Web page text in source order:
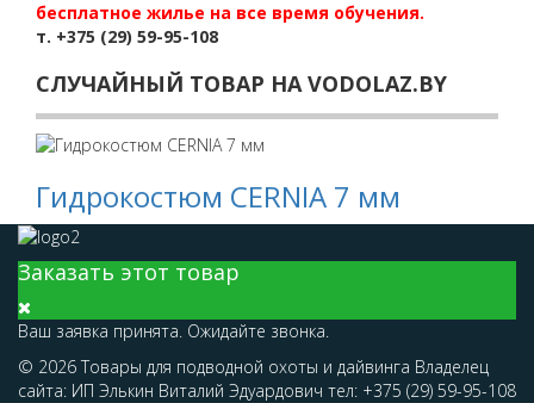
бесплатное жилье на все время обучения.
т. +375 (29) 59-95-108
СЛУЧАЙНЫЙ ТОВАР НА VODOLAZ.BY
Гидрокостюм CERNIA 7 мм
Заказать этот товар
Ваш заявка принята. Ожидайте звонка.
© 2026 Товары для подводной охоты и дайвинга Владелец
сайта: ИП Элькин Виталий Эдуардович тел: +375 (29) 59-95-108